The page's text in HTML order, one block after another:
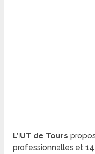
L’IUT de Tours
professionnelles et